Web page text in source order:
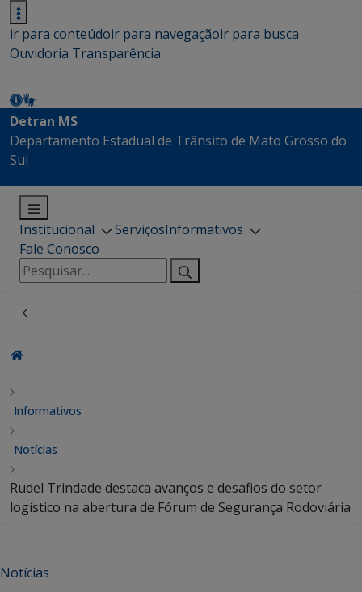
ir para conteúdoir para navegaçãoir para busca
Ouvidoria Transparência
Detran MS
Departamento Estadual de Trânsito de Mato Grosso do
Sul
Institucional ServiçosInformativos
Fale Conosco
Pesquisar
por:
Informativos
Notícias
Rudel Trindade destaca avanços e desafios do setor
logístico na abertura de Fórum de Segurança Rodoviária
Notícias